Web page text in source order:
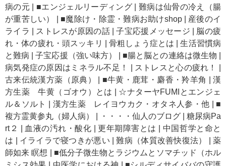
病の元
■エンジェルリーディング
難病は仙骨の冷え（腸
が重苦しい）
■魔除け・除霊・難病お助けshop| 産後のイ
ライラ
ストレスが原因の話|子宝応援メッセージ
脳の疲
れ・体の疲れ・頭スッキリ
|骨粗しょう症とは |生活習慣病
と難病 |子宝応援（強い味方） ■腸と脳との連絡は微生物
病気発症の原因はミネラル不足！
ストレスと心の疲れ！
古来伝統漢方薬（原典）
■牛黄・鹿茸・麝香・羚羊角 |漢
方生薬 牛黄（ゴオウ）とは
☆ナターヤFUMIとエンジェ
ル＆ソルト
漢方生薬 レイヨウカク・オタネ人参・他
■
複方霊黄参丸（婦人病）
・・・・仙人のブログ
糖尿病Pa
rt２
血液の汚れ・酸化 |更年期障害とは
中国哲学と命と
は
イライラで寝つきが悪い |難病（体質改善快復法） |薬
師如来 瞑想
■低分子微生物とラジウムとソマチッド（ホル